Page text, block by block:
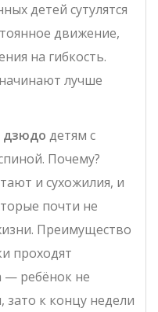
детей сутулятся
движение,
на гибкость.
лучше
дзюдо детям с
Почему?
и сухожилия, и
почти не
Преимущество
проходят
— ребёнок не
зато к концу недели